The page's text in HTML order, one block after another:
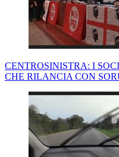
CENTROSINISTRA: I
CHE RILANCIA CON